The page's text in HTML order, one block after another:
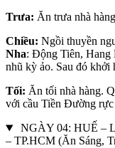
Trưa: Ăn trưa nhà
Chiều: Ngồi thuyền
Nha: Động Tiên, Hang
nhũ kỳ ảo. Sau đó khởi
Tối: Ăn tối nhà hàng.
với cầu Tiền Đường
NGÀY 04: HUẾ –
– TP.HCM (Ăn Sáng,